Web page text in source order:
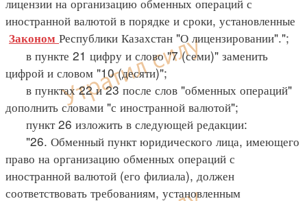
иностранной валютой в порядке и сроки, установленные
Законом Республики Казахстан "О лицензировании".";
в пункте 21 цифру и слово "7 (семи)" заменить
цифрой и словом "10 (десяти)";
в пунктах 22 и 23 после слов "обменных операций"
дополнить словами "с иностранной валютой";
пункт 26 изложить в следующей редакции:
"26. Обменный пункт юридического лица, имеющего
право на организацию обменных операций с
иностранной валютой (его филиала), должен
соответствовать требованиям, установленным